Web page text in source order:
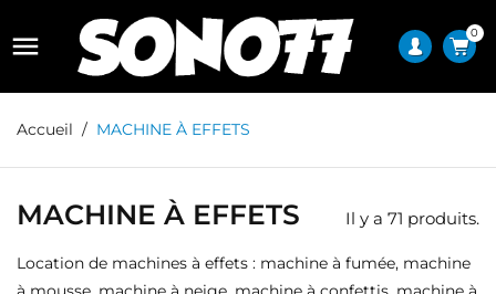
 0
Accueil MACHINE À EFFETS
MACHINE À EFFETS Il y a 71 produits.
Location de machines à effets : machine à fumée, machine